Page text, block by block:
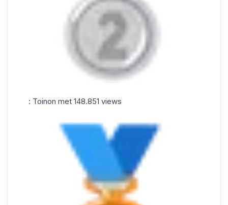
: Toinon met 148.851 views